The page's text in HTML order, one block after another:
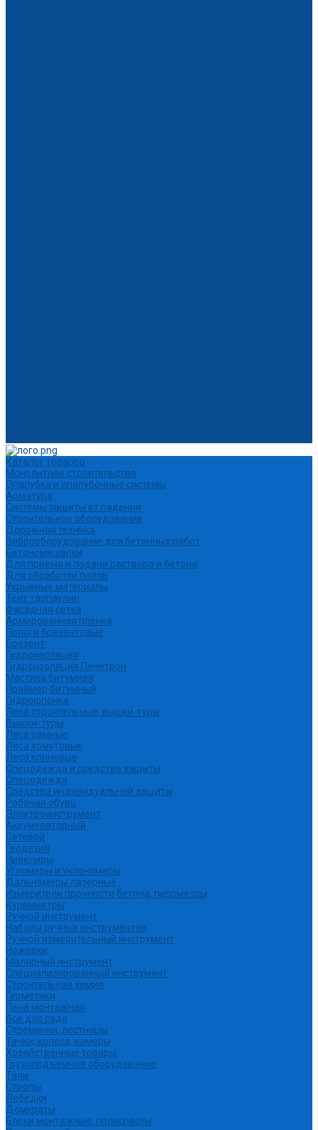
Каталог товаров
Монолитное строительство
Опалубка и опалубочные системы
Арматура
Системы защиты от падения
Строительное оборудование
Дорожная техника
Виброоборудование для бетонных работ
Бетономешалки
Для приема и подачи раствора и бетона
Для обработки полов
Укрывные материалы
Тент тарпаулин
Фасадная сетка
Армированная пленка
Пологи брезентовые
Брезент
Гидроизоляция
Гидроизоляция Пенетрон
Мастика битумная
Праймер битумный
Гидрошпонка
Леса строительные, вышки-туры
Вышки-туры
Леса рамные
Леса хомутовые
Леса клиновые
Спецодежда и средства защиты
Спецодежда
Средства индивидуальной защиты
Рабочая обувь
Электроинструмент
Аккумуляторный
Сетевой
Геодезия
Нивелиры
Угломеры и уклономеры
Дальномеры лазерные
Измерители прочности бетона, пирометры
Курвиметры
Ручной инструмент
Наборы ручных инструментов
Ручной измерительный инструмент
Ножовки
Малярный инструмент
Специализированный инструмент
Строительная химия
Герметики
Пена монтажная
Все для сада
Стремянки, лестницы
Тачки, колеса, камеры
Хозяйственные товары
Грузоподъемное оборудование
Тали
Стропы
Лебедки
Домкраты
Блоки монтажные, полиспасты